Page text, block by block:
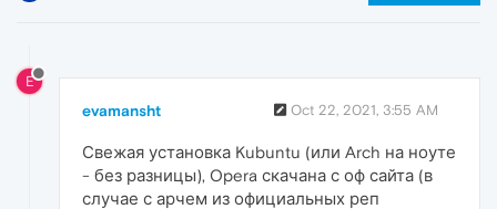
E
evamansht Oct 22, 2021, 3:55 AM
Свежая установка Kubuntu (или Arch на ноуте
- без разницы), Opera скачана с оф сайта (в
случае с арчем из официальных реп